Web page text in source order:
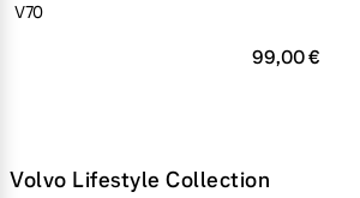
V70
99,00 €
Volvo Lifestyle Collection